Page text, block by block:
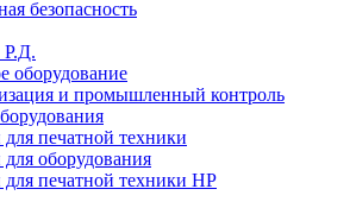
безопасность
Р.Д.
оборудование
и промышленный контроль
для печатной техники
для оборудования
для печатной техники HP